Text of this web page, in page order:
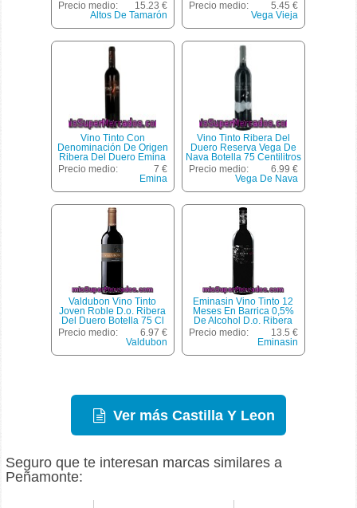
75 Cl
Precio medio:
15.23 €
Altos De Tamarón
Precio medio:
5.45 €
Vega Vieja
Vino Tinto Con
Denominación De Origen
Ribera Del Duero Emina
Pasión Botella De 75
Precio medio:
7 €
Emina
Vino Tinto Ribera Del
Duero Reserva Vega De
Nava Botella 75 Centilitros
Precio medio:
6.99 €
Vega De Nava
Valdubon Vino Tinto
Joven Roble D.o. Ribera
Del Duero Botella 75 Cl
Precio medio:
6.97 €
Valdubon
Eminasin Vino Tinto 12
Meses En Barrica 0,5%
De Alcohol D.o. Ribera
Del Duero Botella 75 Cl
Precio medio:
13.5 €
Eminasin
Ver más Castilla Y Leon
Seguro que te interesan marcas similares a
Peñamonte: